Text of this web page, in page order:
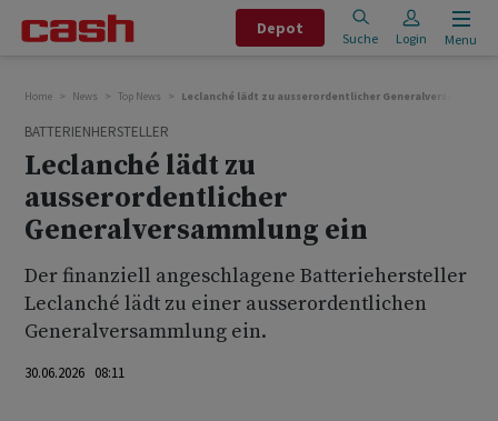
Depot
Suche Login Menu
Home News Top News Leclanché lädt zu ausserordentlicher
BATTERIENHERSTELLER
Leclanché lädt zu
ausserordentlicher
Generalversammlung ein
Der finanziell angeschlagene Batteriehersteller
Leclanché lädt zu einer ausserordentlichen
Generalversammlung ein.
30.06.2026 08:11